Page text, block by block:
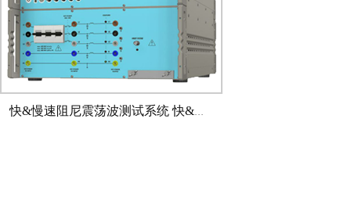
快&慢速阻尼震荡波测试系统 快&慢速阻尼震荡波测试系统